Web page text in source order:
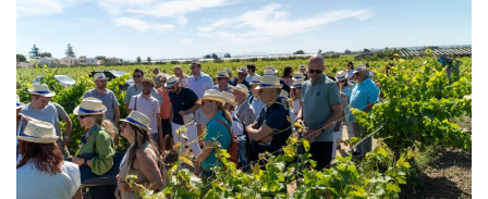
di sè. Un viaggio tra sapori e abbinamenti che ha preso